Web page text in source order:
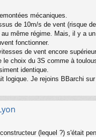
mécaniques.
de 10m/s de vent (risque
même régime. Mais, il y a
fonctionner.
de vent encore
le choix du 3S comme à
identique.
logique. Je rejoins BBarchi
(lequel ?) s'était